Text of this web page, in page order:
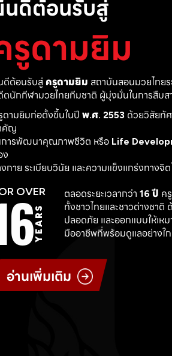
รูดามยิม
ดีต้อนรับสู่ ครูดามยิม สถาบันสอนมวยไทย
ตนักกีฬามวยไทยทีมชาติ ผู้มุ่งมั่นในการสืบส
ดามยิมก่อตั้งขึ้นในปี พ.ศ. 2553 ด้วยวิสัยทัศ
คัญ
การพัฒนาคุณภาพชีวิต หรือ Life
ง
งกาย ระเบียบวินัย และความแข็งแกร่งทางจิต
OVER
YEARS
ตลอดระยะเวลากว่า 16 ปี ค
ทั้งชาวไทยและชาวต่างชา
ปลอดภัย และออกแบบให้เห
มืออาชีพที่พร้อมดูแลอย่างใ
อ่านเพิ่มเติม